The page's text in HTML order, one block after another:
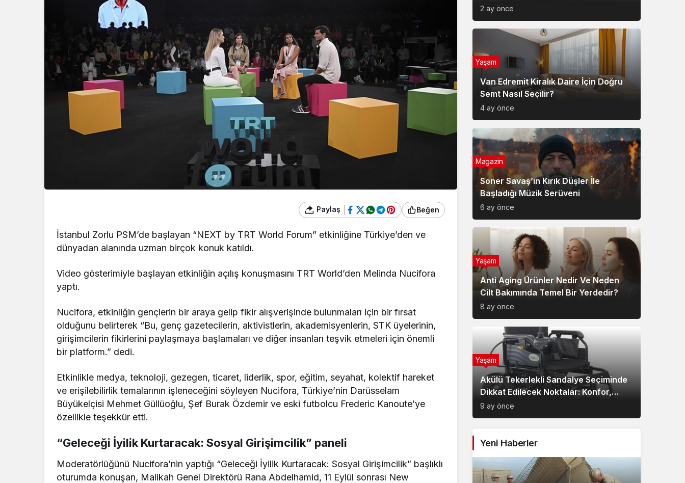
Paylaş Beğen
İstanbul Zorlu PSM’de başlayan “NEXT by TRT World Forum” etkinliğine Türkiye’den ve
dünyadan alanında uzman birçok konuk katıldı.
Video gösterimiyle başlayan etkinliğin açılış konuşmasını TRT World’den Melinda Nucifora
yaptı.
Nucifora, etkinliğin gençlerin bir araya gelip fikir alışverişinde bulunmaları için bir fırsat
olduğunu belirterek “Bu, genç gazetecilerin, aktivistlerin, akademisyenlerin, STK üyelerinin,
girişimcilerin fikirlerini paylaşmaya başlamaları ve diğer insanları teşvik etmeleri için önemli
bir platform.” dedi.
Etkinlikle medya, teknoloji, gezegen, ticaret, liderlik, spor, eğitim, seyahat, kolektif hareket
ve erişilebilirlik temalarının işleneceğini söyleyen Nucifora, Türkiye’nin Darüsselam
Büyükelçisi Mehmet Güllüoğlu, Şef Burak Özdemir ve eski futbolcu Frederic Kanoute’ye
özellikle teşekkür etti.
“Geleceği İyilik Kurtaracak: Sosyal Girişimcilik” paneli
Moderatörlüğünü Nucifora’nin yaptığı “Geleceği İyilik Kurtaracak: Sosyal Girişimcilik” başlıklı
oturumda konuşan, Malikah Genel Direktörü Rana Abdelhamid, 11 Eylül sonrası New
2 ay önce
Van Edremit Kiralık Daire İçin Doğru
Semt Nasıl Seçilir?
4 ay önce
Yaşam
Soner Savaş’ın Kırık Düşler İle
Başladığı Müzik Serüveni
6 ay önce
Magazin
Anti Aging Ürünler Nedir Ve Neden
Cilt Bakımında Temel Bir Yerdedir?
8 ay önce
Yaşam
Akülü Tekerlekli Sandalye Seçiminde
Dikkat Edilecek Noktalar: Konfor,
Güvenlik ve Doğru Model Tercihi
9 ay önce
Yaşam
Yeni Haberler